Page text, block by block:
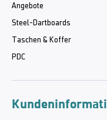
Angebote
Steel-Dartboards
Taschen & Koffer
PDC